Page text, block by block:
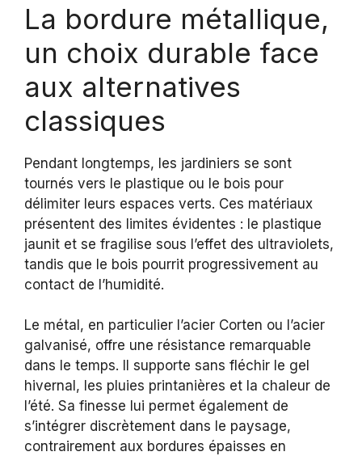
La bordure métallique,
un choix durable face
aux alternatives
classiques
Pendant longtemps, les jardiniers se sont
tournés vers le plastique ou le bois pour
délimiter leurs espaces verts. Ces matériaux
présentent des limites évidentes : le plastique
jaunit et se fragilise sous l’effet des ultraviolets,
tandis que le bois pourrit progressivement au
contact de l’humidité.
Le métal, en particulier l’acier Corten ou l’acier
galvanisé, offre une résistance remarquable
dans le temps. Il supporte sans fléchir le gel
hivernal, les pluies printanières et la chaleur de
l’été. Sa finesse lui permet également de
s’intégrer discrètement dans le paysage,
contrairement aux bordures épaisses en